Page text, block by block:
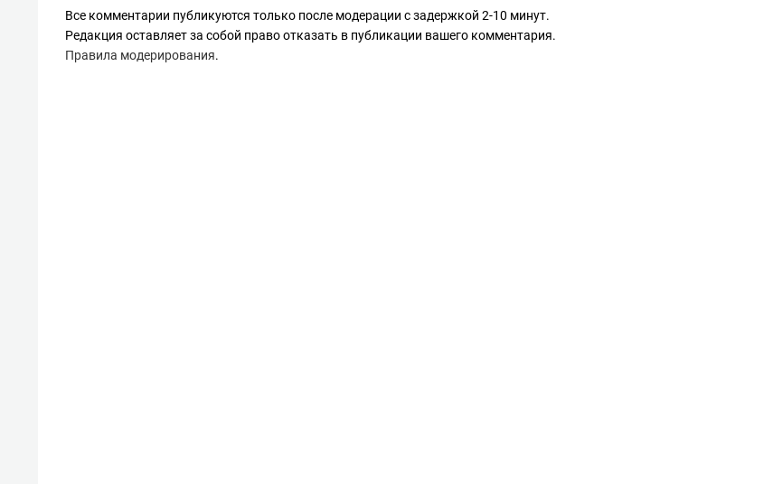
Все комментарии публикуются только после модерации с задержкой 2-10 минут.
Редакция оставляет за собой право отказать в публикации вашего комментария.
Правила модерирования.